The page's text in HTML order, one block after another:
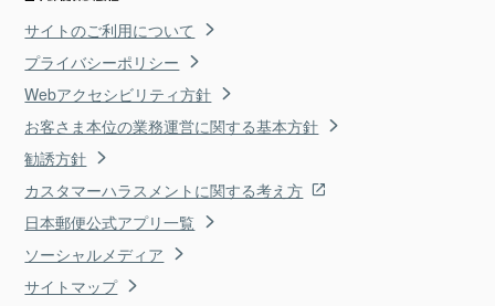
サイトのご利用について
プライバシーポリシー
Webアクセシビリティ方針
お客さま本位の業務運営に関する基本方針
勧誘方針
カスタマーハラスメントに関する考え方
日本郵便公式アプリ一覧
ソーシャルメディア
サイトマップ